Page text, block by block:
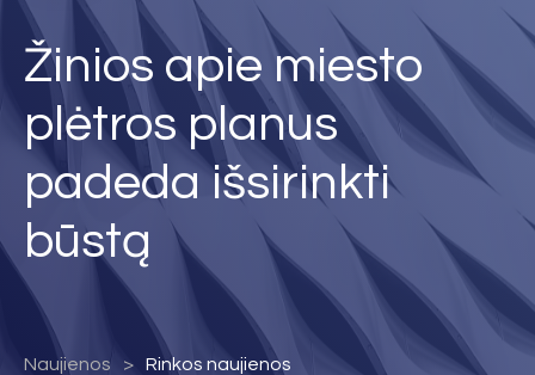
Žinios apie miesto
plėtros planus
padeda išsirinkti
būstą
Naujienos Rinkos naujienos